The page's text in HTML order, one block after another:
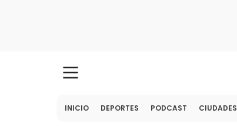
INICIO DEPORTES PODCAST CIUDADES